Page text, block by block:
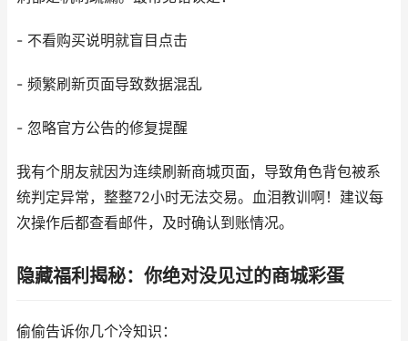
- 不看购买说明就盲目点击
- 频繁刷新页面导致数据混乱
- 忽略官方公告的修复提醒
我有个朋友就因为连续刷新商城页面，导致角色背包被系
统判定异常，整整72小时无法交易。血泪教训啊！建议每
次操作后都查看邮件，及时确认到账情况。
隐藏福利揭秘：你绝对没见过的商城彩蛋
偷偷告诉你几个冷知识：